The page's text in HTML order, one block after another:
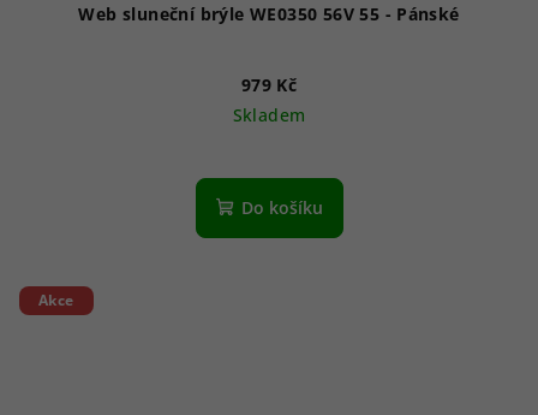
Web sluneční brýle WE0350 56V 55 - Pánské
979 Kč
Skladem
Do košíku
Akce